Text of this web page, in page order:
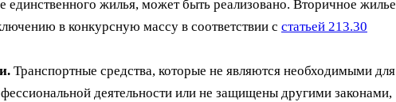
единственного жилья, может быть реализовано. Вторичное жилье
в конкурсную массу в соответствии с статьей 213.30
Транспортные средства, которые не являются необходимыми для
деятельности или не защищены другими законами,